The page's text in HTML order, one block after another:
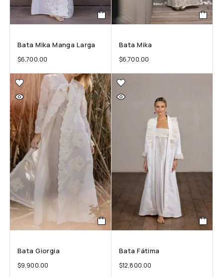
Bata Mika Manga Larga
$6,700.00
Bata Mika
$6,700.00
Bata Giorgia
$9,900.00
Bata Fátima
$12,800.00